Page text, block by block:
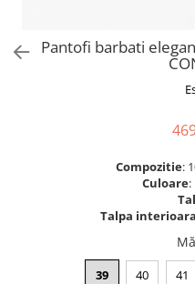
Pantofi barbati
Compozitie:
Culoare
Talpa interioara
39 40 41